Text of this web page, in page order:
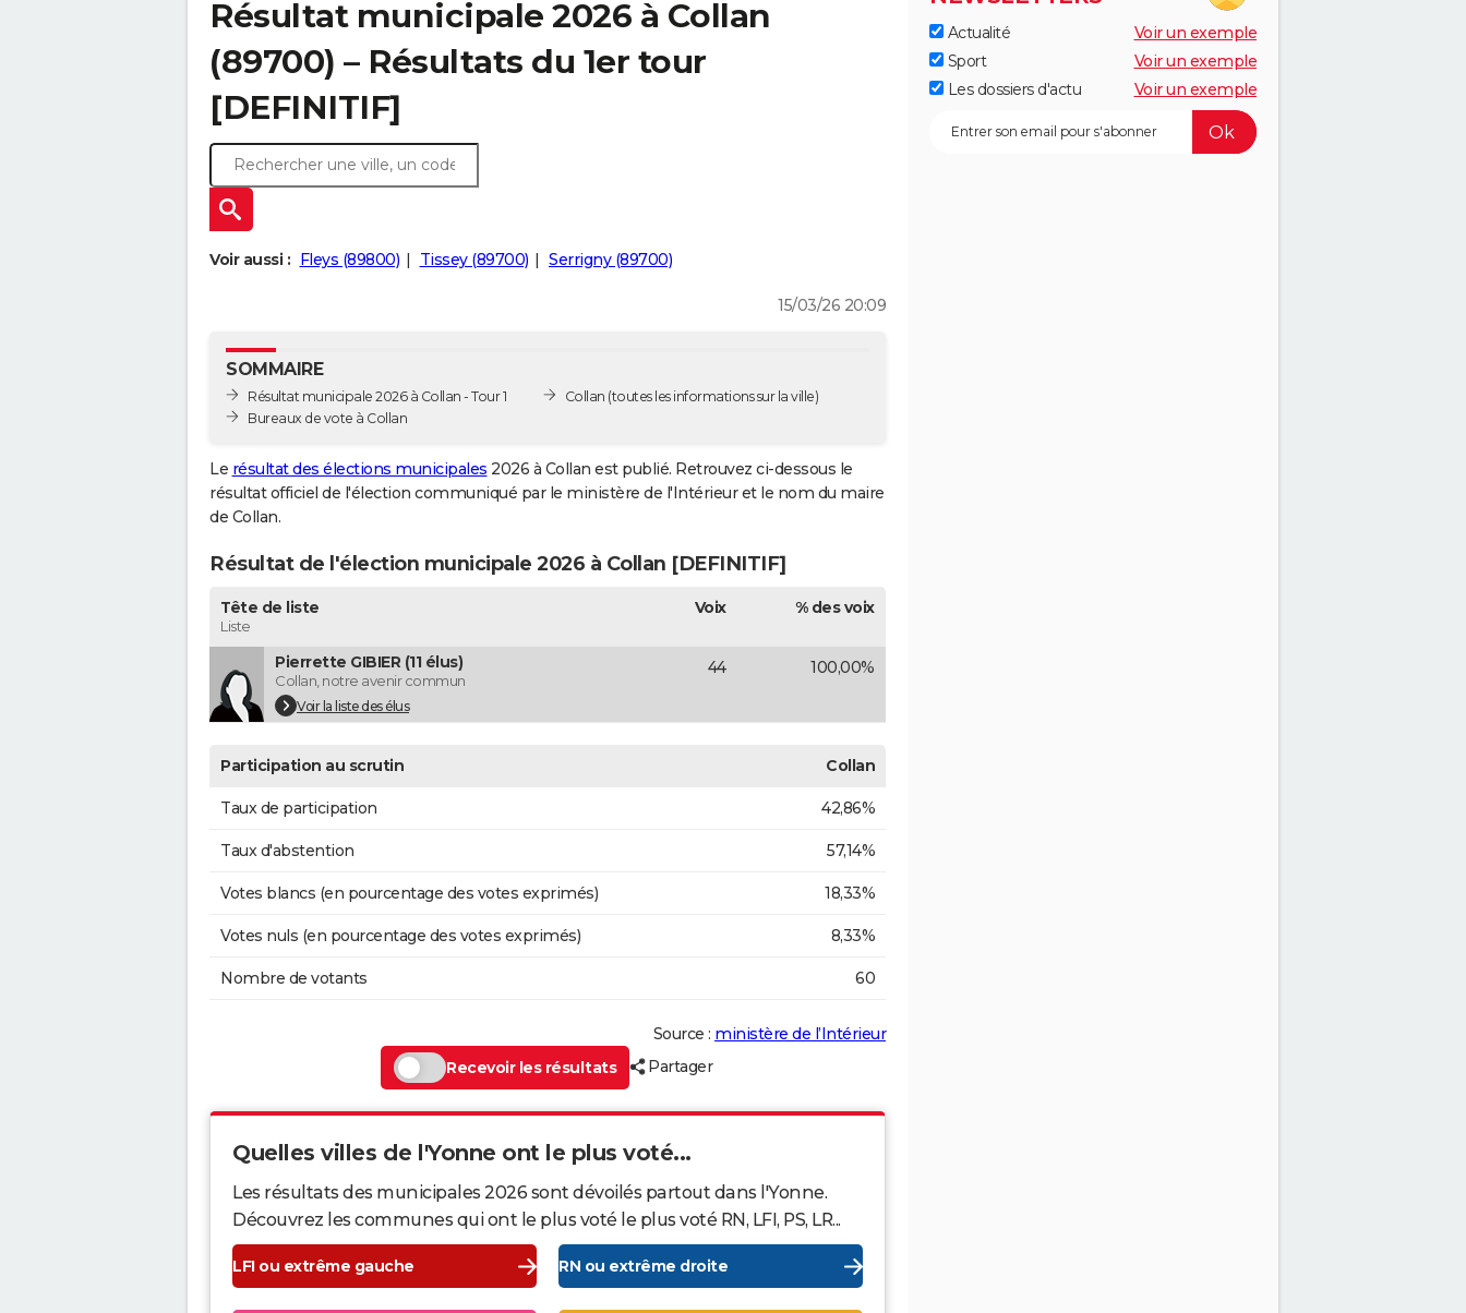
Résultat municipale 2026 à Collan
(89700) – Résultats du 1er tour
[DEFINITIF]
Voir aussi : Fleys (89800) Tissey (89700) Serrigny (89700)
15/03/26 20:09
SOMMAIRE
Résultat municipale 2026 à Collan - Tour 1
Bureaux de vote à Collan
Collan (toutes les informations sur la ville)
Le résultat des élections municipales 2026 à Collan est publié. Retrouvez ci-dessous le
résultat officiel de l'élection communiqué par le ministère de l'Intérieur et le nom du maire
de Collan.
Résultat de l'élection municipale 2026 à Collan [DEFINITIF]
Tête de liste
Liste
Voix % des voix
Pierrette GIBIER (11 élus)
Collan, notre avenir commun
Voir la liste des élus
44 100,00%
Participation au scrutin Collan
Taux de participation 42,86%
Taux d'abstention 57,14%
Votes blancs (en pourcentage des votes exprimés) 18,33%
Votes nuls (en pourcentage des votes exprimés) 8,33%
Nombre de votants 60
Source : ministère de l’Intérieur
Recevoir les résultats
Partager
Quelles villes de l'Yonne ont le plus voté...
Les résultats des municipales 2026 sont dévoilés partout dans l'Yonne.
Découvrez les communes qui ont le plus voté le plus voté RN, LFI, PS, LR...
LFI ou extrême gauche RN ou extrême droite
Actualité
Voir un exemple
Sport
Voir un exemple
Les dossiers d'actu
Voir un exemple